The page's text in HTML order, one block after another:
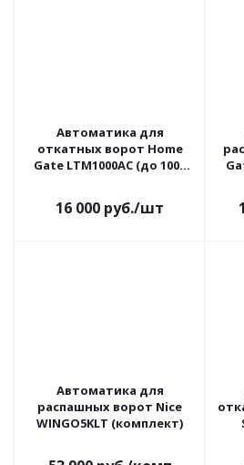
Автоматика для
откатных ворот Home
Gate LTM1000AC (до 1000
16 000 руб./шт
Автоматика для
распашных ворот Nice
WINGO5KLT (комплект)